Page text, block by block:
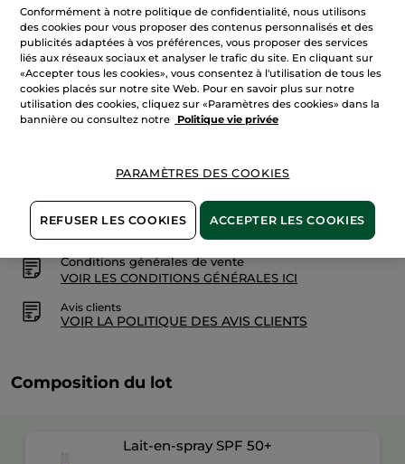
Aucune
valeur
de
notation
pour
Quantité
INDISPONIBLE
Satisfait ou remboursé
Conditions générales de vente
VOIR LES CONDITIONS GÉNÉRALES ICI
Avis clients
VOIR LA POLITIQUE DES AVIS CLIENTS
Composition du lot
Lait-en-spray SPF 50+
Conformément à notre politique de confidentialité, nous utilisons
des cookies pour vous proposer des contenus personnalisés et des
publicités adaptées à vos préférences, vous proposer des services
liés aux réseaux sociaux et analyser le trafic du site. En cliquant sur
«Accepter tous les cookies», vous consentez à l'utilisation de tous les
cookies placés sur notre site Web. Pour en savoir plus sur notre
utilisation des cookies, cliquez sur «Paramètres des cookies» dans la
bannière ou consultez notre
Politique vie privée
PARAMÈTRES DES COOKIES
REFUSER LES COOKIES ACCEPTER LES COOKIES